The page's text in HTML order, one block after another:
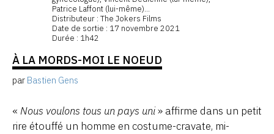
Patrice Laffont (lui-même)...
Distributeur : The Jokers Films
Date de sortie : 17 novembre 2021
Durée : 1h42
À LA MORDS-MOI LE NOEUD
par Bastien Gens
« Nous voulons tous un pays uni» affirme dans un petit
rire étouffé un homme en costume-cravate, mi-